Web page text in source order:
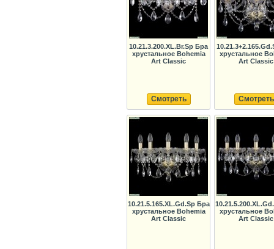
10.21.3.200.XL.Br.Sp Бра
хрустальное Bohemia
Art Classic
Смотреть
хрустальное
Art Classic
Смотреть
10.21.5.165.XL.Gd.Sp Бра
хрустальное Bohemia
Art Classic
хрустальное
Art Classic